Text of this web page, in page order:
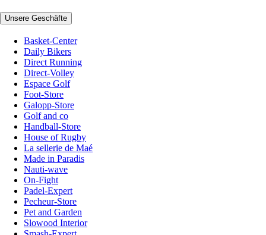
Unsere Geschäfte
Basket-Center
Daily Bikers
Direct Running
Direct-Volley
Espace Golf
Foot-Store
Galopp-Store
Golf and co
Handball-Store
House of Rugby
La sellerie de Maé
Made in Paradis
Nauti-wave
On-Fight
Padel-Expert
Pecheur-Store
Pet and Garden
Slowood Interior